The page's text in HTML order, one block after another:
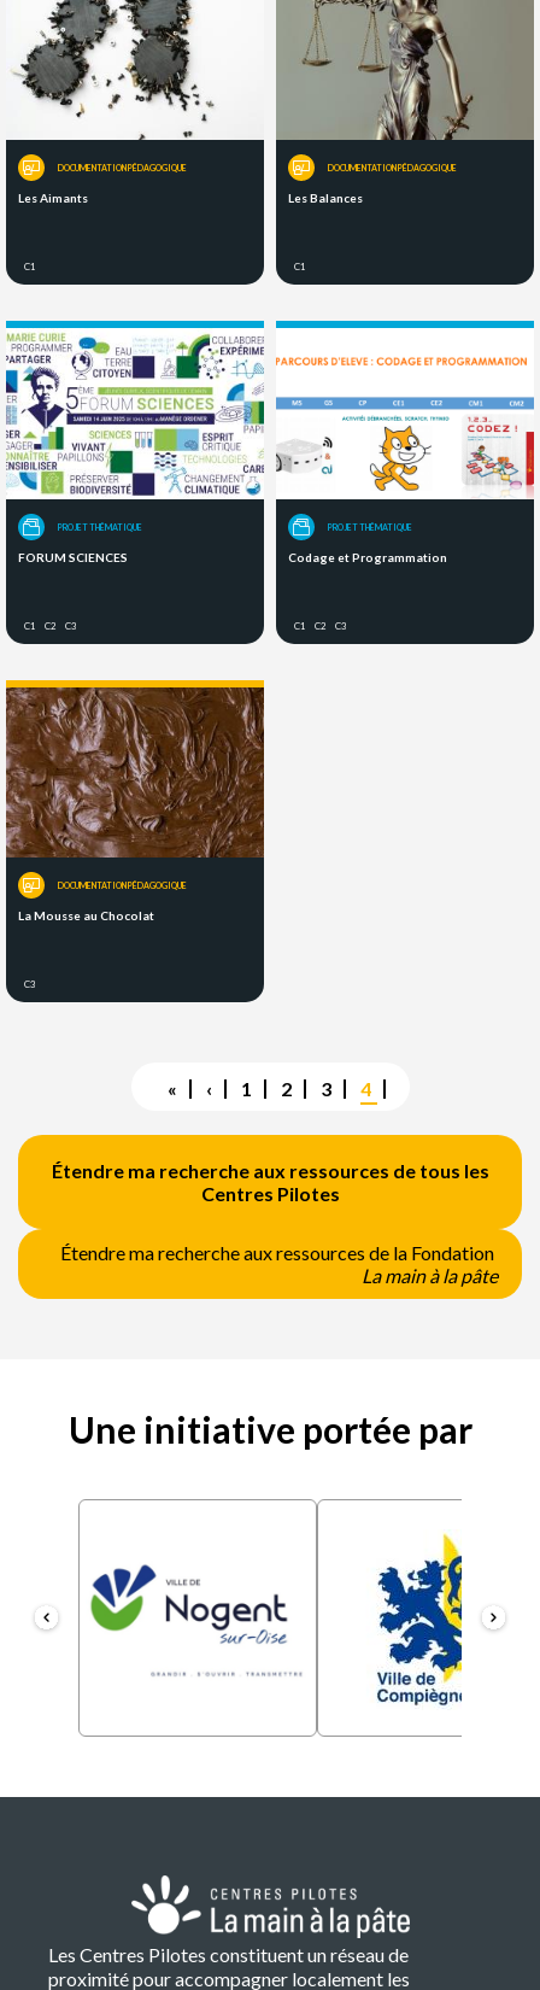
DOCUMENTATION PÉDAGOGIQUE
Les Aimants
C1
DOCUMENTATION PÉDAGOGIQUE
Les Balances
C1
PROJET THÉMATIQUE
FORUM SCIENCES
C1 C2 C3
PROJET THÉMATIQUE
Codage et Programmation
C1 C2 C3
DOCUMENTATION PÉDAGOGIQUE
La Mousse au Chocolat
C3
Première
«
Page
‹ Page
1 Page
2 Page
3
Page
courante
4
Étendre ma recherche aux ressources de tous les
Centres Pilotes
Étendre ma recherche aux ressources de la Fondation
La main à la pâte
Une initiative portée par
Les Centres Pilotes constituent un réseau de
proximité pour accompagner localement les